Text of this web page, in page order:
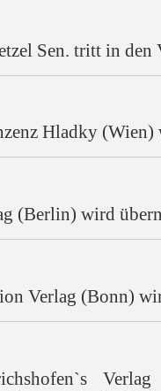
Sen. tritt in den
Hladky (Wien)
(Berlin) wird
Verlag (Bonn)